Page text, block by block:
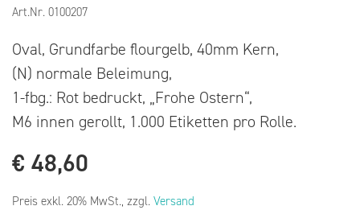
Art.Nr. 0100207
Oval, Grundfarbe flourgelb, 40mm Kern,
(N) normale Beleimung,
1-fbg.: Rot bedruckt, „Frohe Ostern“,
M6 innen gerollt, 1.000 Etiketten pro Rolle.
€ 48,60
Preis exkl. 20% MwSt., zzgl. Versand